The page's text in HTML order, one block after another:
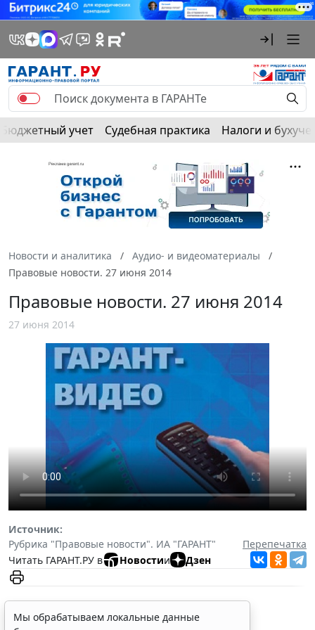
Бюджетный учет Судебная практика Налоги и
Новости и аналитика
Аудио- и видеоматериалы
Правовые новости. 27 июня 2014
Правовые новости. 27 июня 2014
27 июня 2014
Источник:
Рубрика "Правовые новости". ИА "ГАРАНТ"
Перепечатка
Читать ГАРАНТ.РУ в
Новостии Дзен
Мы обрабатываем локальные данные